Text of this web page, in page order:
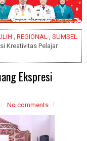
, REGIONAL , SUMSEL
Kreativitas Pelajar
Ekspresi
No comments